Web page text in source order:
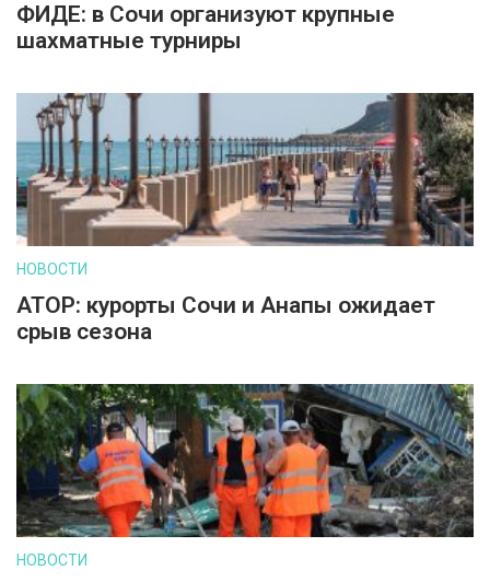
ФИДЕ: в Сочи организуют крупные
шахматные турниры
НОВОСТИ
АТОР: курорты Сочи и Анапы ожидает
срыв сезона
НОВОСТИ